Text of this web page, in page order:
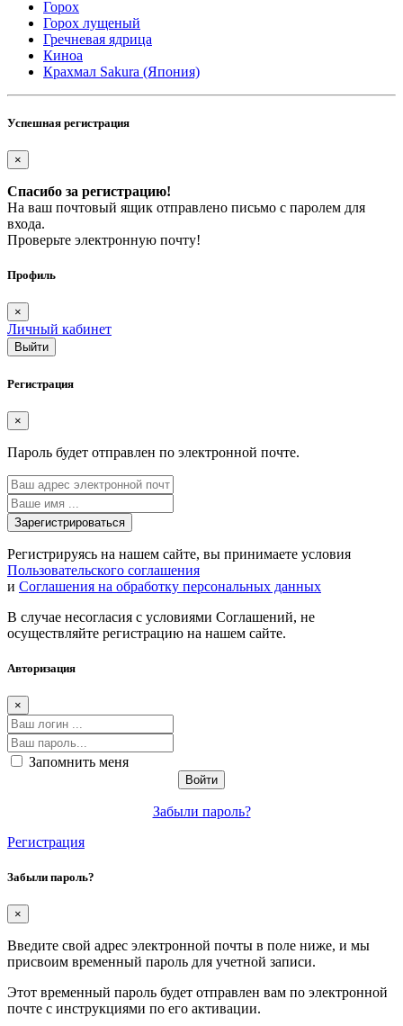
Горох
Горох лущеный
Гречневая ядрица
Киноа
Крахмал Sakura (Япония)
Успешная регистрация
×
Спасибо за регистрацию!
На ваш почтовый ящик отправлено письмо с паролем для
входа.
Проверьте электронную почту!
Профиль
×
Личный кабинет
Регистрация
×
Пароль будет отправлен по электронной почте.
Регистрируясь на нашем сайте, вы принимаете условия
Пользовательского соглашения
и Соглашения на обработку персональных данных
В случае несогласия с условиями Соглашений, не
осуществляйте регистрацию на нашем сайте.
Авторизация
×
Запомнить меня
Забыли пароль?
Регистрация
Забыли пароль?
×
Введите свой адрес электронной почты в поле ниже, и мы
присвоим временный пароль для учетной записи.
Этот временный пароль будет отправлен вам по электронной
почте с инструкциями по его активации.